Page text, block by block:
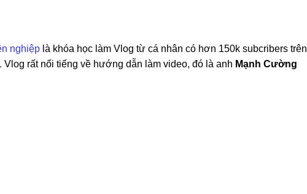
nghiệp là khóa học làm Vlog từ cá nhân có hơn 150k subcribers trên
rất nổi tiếng về hướng dẫn làm video, đó là anh Mạnh Cường